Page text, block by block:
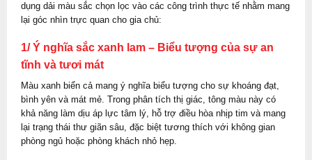
dụng dải màu sắc chọn lọc vào các công trình thực tế nhằm mang
lại góc nhìn trực quan cho gia chủ:
1/ Ý nghĩa sắc xanh lam – Biểu tượng của sự an
tĩnh và tươi mát
Màu xanh biển cả mang ý nghĩa biểu tượng cho sự khoáng đạt,
bình yên và mát mẻ. Trong phân tích thị giác, tông màu này có
khả năng làm dịu áp lực tâm lý, hỗ trợ điều hòa nhịp tim và mang
lại trạng thái thư giãn sâu, đặc biệt tương thích với không gian
phòng ngủ hoặc phòng khách nhỏ hẹp.